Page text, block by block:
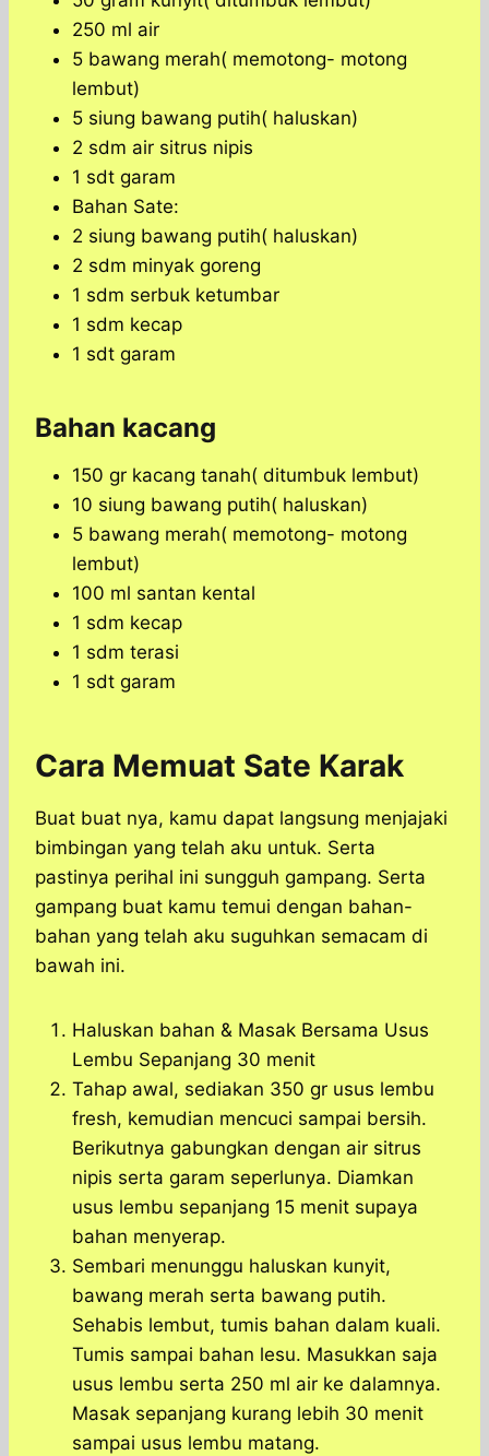
250 ml air
5 bawang merah( memotong- motong
lembut)
5 siung bawang putih( haluskan)
2 sdm air sitrus nipis
1 sdt garam
Bahan Sate:
2 siung bawang putih( haluskan)
2 sdm minyak goreng
1 sdm serbuk ketumbar
1 sdm kecap
1 sdt garam
Bahan kacang
150 gr kacang tanah( ditumbuk lembut)
10 siung bawang putih( haluskan)
5 bawang merah( memotong- motong
lembut)
100 ml santan kental
1 sdm kecap
1 sdm terasi
1 sdt garam
Cara Memuat Sate Karak
Buat buat nya, kamu dapat langsung menjajaki
bimbingan yang telah aku untuk. Serta
pastinya perihal ini sungguh gampang. Serta
gampang buat kamu temui dengan bahan-
bahan yang telah aku suguhkan semacam di
bawah ini.
Haluskan bahan & Masak Bersama Usus
Lembu Sepanjang 30 menit
Tahap awal, sediakan 350 gr usus lembu
fresh, kemudian mencuci sampai bersih.
Berikutnya gabungkan dengan air sitrus
nipis serta garam seperlunya. Diamkan
usus lembu sepanjang 15 menit supaya
bahan menyerap.
Sembari menunggu haluskan kunyit,
bawang merah serta bawang putih.
Sehabis lembut, tumis bahan dalam kuali.
Tumis sampai bahan lesu. Masukkan saja
usus lembu serta 250 ml air ke dalamnya.
Masak sepanjang kurang lebih 30 menit
sampai usus lembu matang.